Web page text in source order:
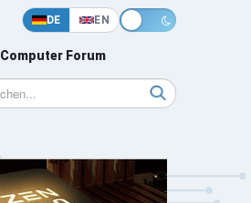
DE EN
Computer Forum